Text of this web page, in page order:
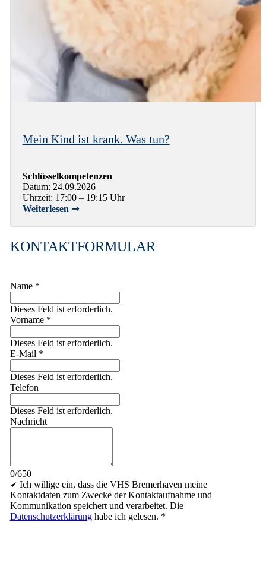
Mein Kind ist krank. Was tun?
Schlüsselkompetenzen
Datum: 24.09.2026
Uhrzeit: 17:00 – 19:15 Uhr
Weiterlesen ➞
KONTAKTFORMULAR
Name *
Dieses Feld ist erforderlich.
Vorname *
Dieses Feld ist erforderlich.
E-Mail *
Dieses Feld ist erforderlich.
Telefon
Dieses Feld ist erforderlich.
Nachricht
0/650
Ich willige ein, dass die VHS Bremerhaven meine
Kontaktdaten zum Zwecke der Kontaktaufnahme und
Kommunikation speichert und verarbeitet. Die
Datenschutzerklärunghabe ich gelesen. *